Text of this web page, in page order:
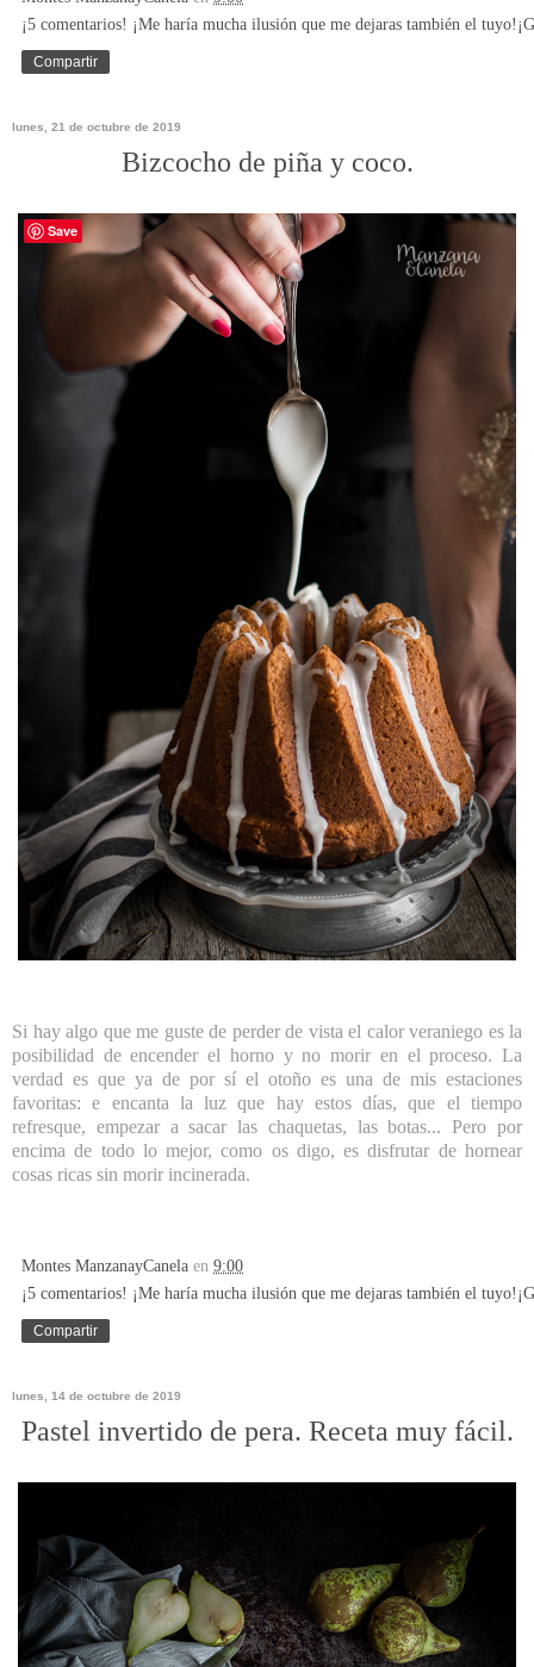
¡5 comentarios! ¡Me haría mucha ilusión que me dejaras también el
Compartir
lunes, 21 de octubre de 2019
Bizcocho de piña y coco.
Si hay algo que me guste de perder de vista el calor veraniego es la
posibilidad de encender el horno y no morir en el proceso. La
verdad es que ya de por sí el otoño es una de mis estaciones
favoritas: e encanta la luz que hay estos días, que el tiempo
refresque, empezar a sacar las chaquetas, las botas... Pero por
encima de todo lo mejor, como os digo, es disfrutar de hornear
cosas ricas sin morir incinerada.
Montes ManzanayCanela en 9:00
¡5 comentarios! ¡Me haría mucha ilusión que me dejaras también el
Compartir
lunes, 14 de octubre de 2019
Pastel invertido de pera. Receta muy fácil.
Save